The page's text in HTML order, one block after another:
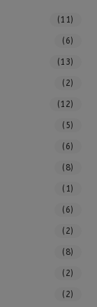
(11)
(6)
(13)
(2)
(12)
(5)
(6)
(8)
(1)
(6)
(2)
(8)
(2)
(2)